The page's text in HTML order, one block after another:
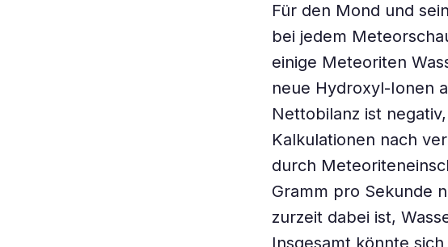
Für den Mond und
bei jedem
einige Meteoriten
neue Hydroxyl-Ionen
Nettobilanz ist
Kalkulationen nach
durch
Gramm pro Sekunde
zurzeit dabei ist,
Insgesamt könnte